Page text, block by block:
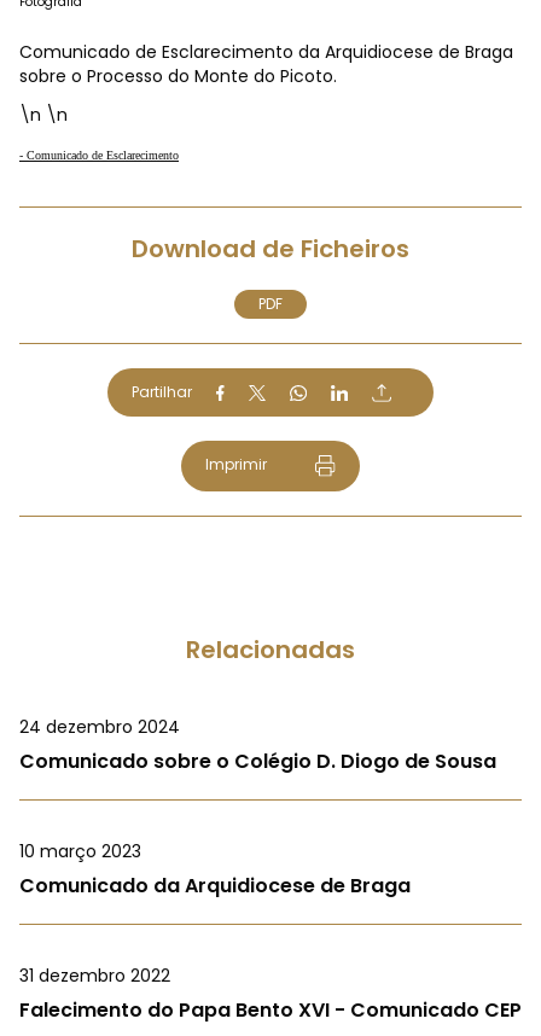
Comunicado de Esclarecimento da Arquidiocese de Braga
sobre o Processo do Monte do Picoto.
\n \n
- Comunicado de Esclarecimento
Download de Ficheiros
PDF
Partilhar
Imprimir
Relacionadas
24 dezembro 2024
Comunicado sobre o Colégio D. Diogo de Sousa
10 março 2023
Comunicado da Arquidiocese de Braga
31 dezembro 2022
Falecimento do Papa Bento XVI - Comunicado CEP